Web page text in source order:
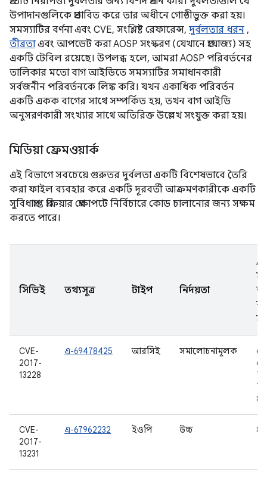
উপাদানগুলিকে প্রভাবিত করে তার অধীনে গোষ্ঠীভুক্ত করা হয়।
সমস্যাটির বর্ণনা এবং CVE, সংশ্লিষ্ট রেফারেন্স, দুর্বলতার ধরন ,
তীব্রতাএবং আপডেট করা AOSP সংস্করণ (যেখানে প্রযোজ্য) সহ
একটি টেবিল রয়েছে। উপলব্ধ হলে, আমরা AOSP পরিবর্তনের
তালিকার মতো বাগ আইডিতে সমস্যাটির সমাধানকারী
সর্বজনীন পরিবর্তনকে লিঙ্ক করি। যখন একাধিক পরিবর্তন
একটি একক বাগের সাথে সম্পর্কিত হয়, তখন বাগ আইডি
অনুসরণকারী সংখ্যার সাথে অতিরিক্ত উল্লেখ সংযুক্ত করা হয়।
মিডিয়া ফ্রেমওয়ার্ক
এই বিভাগে সবচেয়ে গুরুতর দুর্বলতা একটি বিশেষভাবে তৈরি
করা ফাইল ব্যবহার করে একটি দূরবর্তী আক্রমণকারীকে একটি
সুবিধাপ্রাপ্ত প্রক্রিয়ার প্রেক্ষাপটে নির্বিচারে কোড চালানোর জন্য সক্ষম
করতে পারে।
সিভিই তথ্যসূত্র টাইপ নির্দয়তা
CVE-
2017-
13228
এ-69478425 আরসিই সমালোচনামূলক
CVE-
2017-
13231
এ-67962232 ইওপি উচ্চ